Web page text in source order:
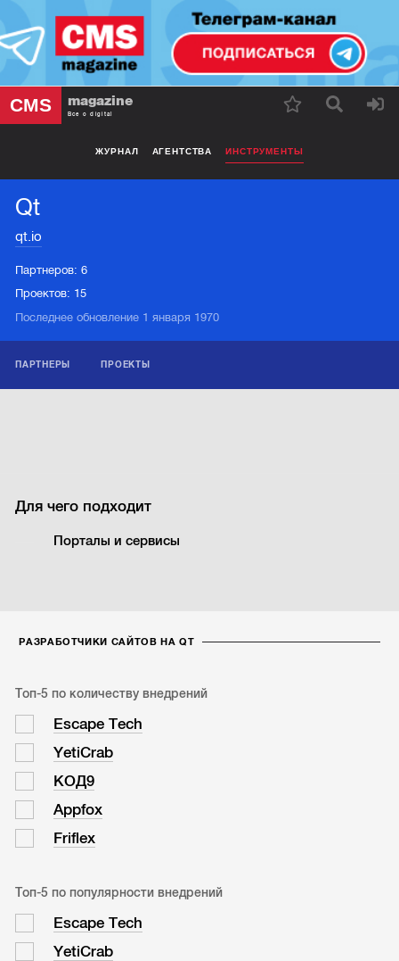
CMS magazine
Все о digital
ЖУРНАЛ АГЕНТСТВА ИНСТРУМЕНТЫ
Qt
qt.io
Партнеров:6
Проектов: 15
Последнее обновление 1 января 1970
ПАРТНЕРЫ ПРОЕКТЫ
Для чего подходит
Порталы и сервисы
РАЗРАБОТЧИКИ САЙТОВ НА QT
Топ-5 по количеству внедрений
Escape Tech
YetiCrab
КОД9
Appfox
Friflex
Топ-5 по популярности внедрений
Escape Tech
YetiCrab